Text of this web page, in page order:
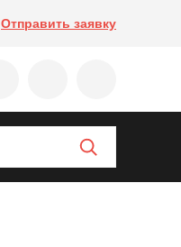
Отправить заявку